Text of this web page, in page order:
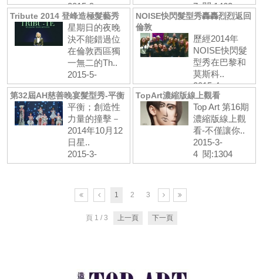
2015-9-
24 閱:1271
7 閱:1462
Tribute 2014 登峰造極髮藝秀
星期日的夜晚
決不能錯過位
在倫敦西區獨
一無二的Th..
2015-5-
12 閱:1611
NOISE快閃髮型秀轟轟烈烈返回
倫敦
歷經2014年
NOISE快閃髮
型秀在巴黎和
莫斯科..
2015-4-
8 閱:1757
第32屆AH慈善晚宴髮型秀-平衡
平衡；創造性
力量的撞擊－
2014年10月12
日星..
2015-3-
11 閱:2538
TopArt濃縮版線上觀看
Top Art 第16期
濃縮版線上觀
看-不僅讓你..
2015-3-
4 閱:1304
1 2 3
頁 1 / 3 上一頁 下一頁